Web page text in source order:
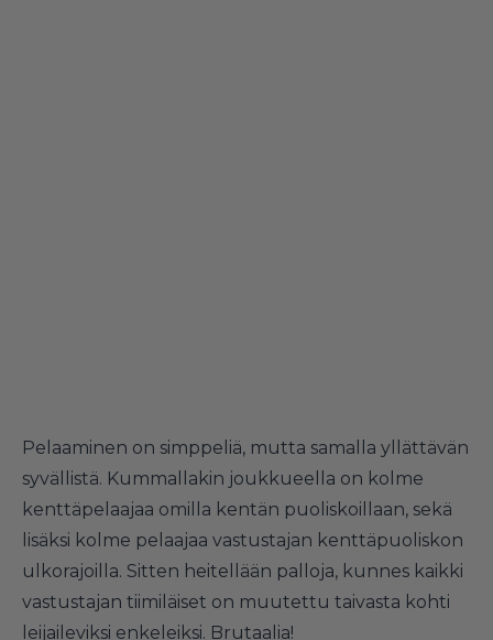
Pelaaminen on simppeliä, mutta samalla yllättävän
syvällistä. Kummallakin joukkueella on kolme
kenttäpelaajaa omilla kentän puoliskoillaan, sekä
lisäksi kolme pelaajaa vastustajan kenttäpuoliskon
ulkorajoilla. Sitten heitellään palloja, kunnes kaikki
vastustajan tiimiläiset on muutettu taivasta kohti
leijaileviksi enkeleiksi. Brutaalia!